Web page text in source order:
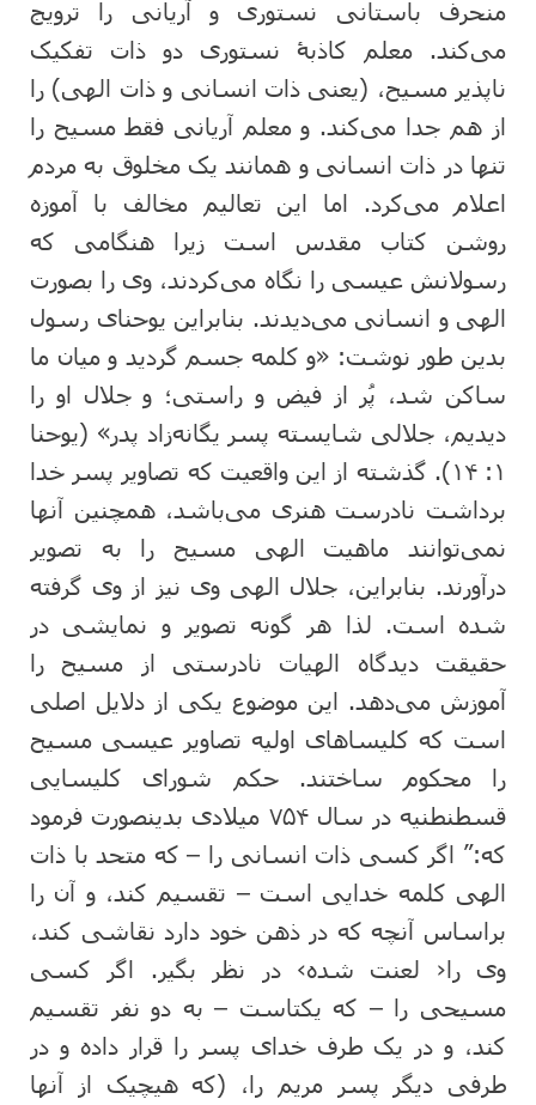
منحرف باستانی نستوری و آریانی را ترویج
می‌کند. معلم کاذبۀ نستوری دو ذات تفکیک
ناپذیر مسیح، (یعنی ذات انسانی و ذات الهی) را
از هم جدا می‌کند. و معلم آریانی فقط مسیح را
تنها در ذات انسانی و همانند یک مخلوق به مردم
اعلام می‌کرد. اما این تعالیم مخالف با آموزه
روشن کتاب مقدس است زیرا هنگامی که
رسولانش عیسی را نگاه می‌کردند، وی را بصورت
الهی و انسانی می‌دیدند. بنابراین یوحنای رسول
بدین طور نوشت: «و کلمه جسم گردید و میان ما
ساکن شد، پُر از فیض و راستی؛ و جلال او را
دیدیم، جلالی شایسته پسر یگانه‌زاد پدر» (یوحنا
۱: ۱۴). گذشته از این واقعیت که تصاویر پسر خدا
برداشت نادرست هنری می‌باشد، همچنین آنها
نمی‌توانند ماهیت الهی مسیح را به تصویر
درآورند. بنابراین، جلال الهی وی نیز از وی گرفته
شده است. لذا هر گونه تصویر و نمایشی در
حقیقت دیدگاه الهیات نادرستی از مسیح را
آموزش می‌دهد. این موضوع یکی از دلایل اصلی
است که کلیساهای اولیه تصاویر عیسی مسیح
را محکوم ساختند. حکم شورای کلیسایی
قسطنطنیه در سال ۷۵۴ میلادی بدینصورت فرمود
که:” اگر کسی ذات انسانی را – که متحد با ذات
الهی کلمه خدایی است – تقسیم کند، و آن را
براساس آنچه که در ذهن خود دارد نقاشی کند،
وی را‹ لعنت شده› در نظر بگیر. اگر کسی
مسیحی را – که یکتاست – به دو نفر تقسیم
کند، و در یک طرف خدای پسر را قرار داده و در
طرفی دیگر پسر مریم را، (که هیچیک از آنها